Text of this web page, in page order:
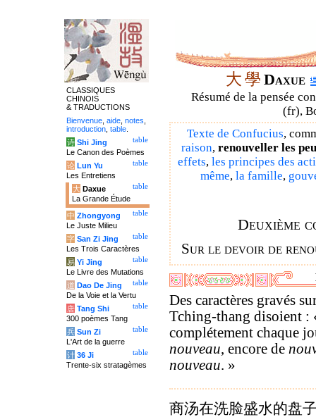
大學 Daxue
Résumé de la pensée
(fr),
Texte de Confucius,
raison, renouveller les
effets, les principes des
même, la famille,
Deuxième
Sur le devoir de
Des caractères gravés
Tching-thang disoient :
com­plétement chaque
nouveau, encore de
nouveau. »
商汤在洗脸盛水的盘
CLASSIQUES
CHINOIS
& TRADUCTIONS
Bienvenue aide notes
introduction table
table
诗 Shi Jing
Le Canon des Poèmes
table
论 Lun Yu
Les Entretiens
table
大 Daxue
La Grande Étude
table
中 Zhongyong
Le Juste Milieu
table
字 San Zi Jing
Les Trois Caractères
table
易 Yi Jing
Le Livre des Mutations
table
道 Dao De Jing
De la Voie et la Vertu
table
唐 Tang Shi
300 poèmes Tang
table
兵 Sun Zi
L'Art de la guerre
table
计 36 Ji
Trente-six stratagèmes